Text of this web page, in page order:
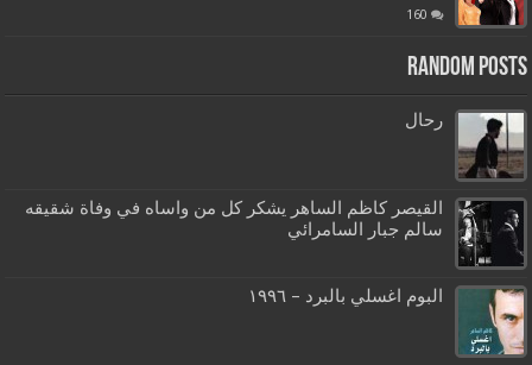
160
Random Posts
رحال
القيصر كاظم الساهر يشكر كل من واساه في وفاة شقيقه
سالم جبار السامرائي
البوم اغسلي بالبرد – ١٩٩٦